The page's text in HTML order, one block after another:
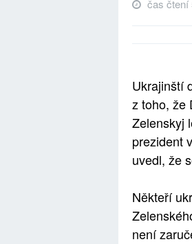
čas čtení
Ukrajinští
z toho, že
Zelenskyj
prezident
uvedl, že
Někteří
není